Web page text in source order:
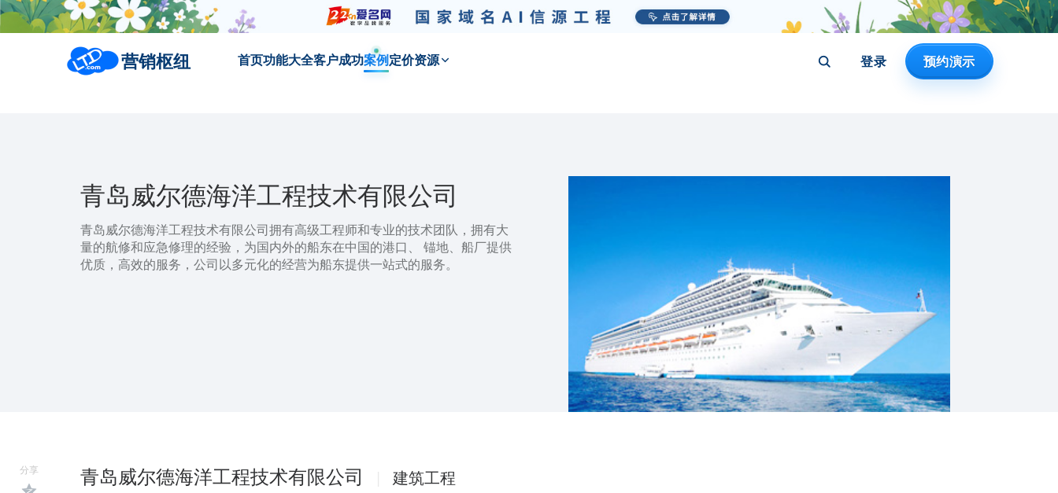
营销枢纽 首页功能大全客户成功案例 定价资源 登录 预约演示
青岛威尔德海洋工程技术有限公司
青岛威尔德海洋工程技术有限公司拥有高级工程师和专业的技术团队，拥有大
量的航修和应急修理的经验，为国内外的船东在中国的港口、 锚地、船厂提供
优质，高效的服务，公司以多元化的经营为船东提供一站式的服务。
分享 青岛威尔德海洋工程技术有限公司
建筑工程